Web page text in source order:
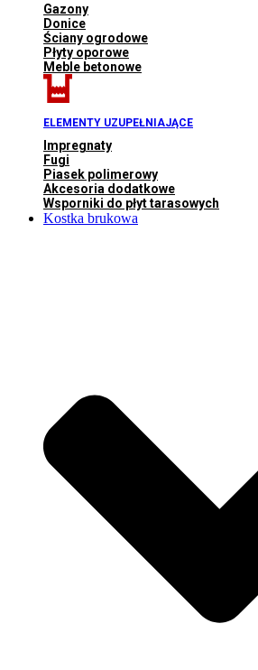
Gazony
Donice
Ściany ogrodowe
Płyty oporowe
Meble betonowe
ELEMENTY UZUPEŁNIAJĄCE
Impregnaty
Fugi
Piasek polimerowy
Akcesoria dodatkowe
Wsporniki do płyt tarasowych
Kostka brukowa